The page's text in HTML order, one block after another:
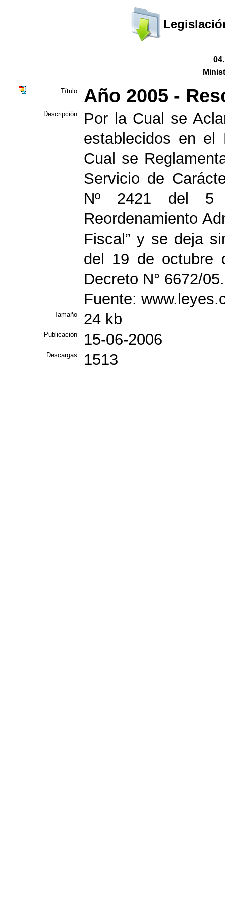
Título Año 2005 -
Descripción
Por la Cual se
establecidos en el
Cual se
Servicio de
Nº 2421 del 5
Reordenamiento
Fiscal” y se deja
del 19 de octubre
Decreto N° 6672/05.
Fuente:
Tamaño 24 kb
Publicación 15-06-2006
Descargas 1513